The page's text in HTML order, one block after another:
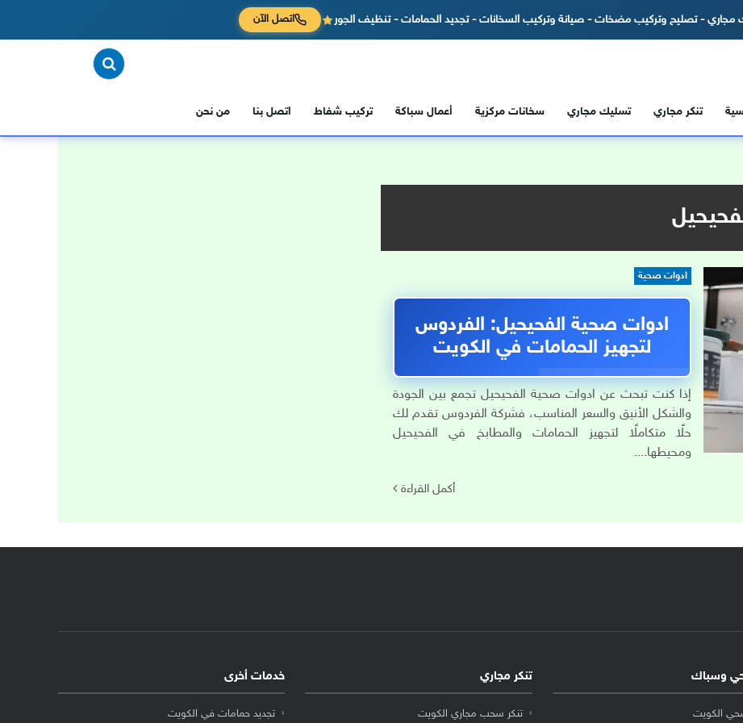
مجاري - تصليح وتركيب مضخات - صيانة وتركيب السخانات - تجديد الحمامات - تنظيف الجور اتصل الآن
تنكر مجاري تسليك مجاري سخانات مركزية أعمال سباكة تركيب شفاط اتصل بنا من نحن
ادوات صحية
ادوات صحية الفحيحيل: الفردوس
لتجهيز الحمامات في الكويت
إذا كنت تبحث عن ادوات صحية الفحيحيل تجمع بين الجودة
والشكل الأنيق والسعر المناسب، فشركة الفردوس تقدم لك
حلًا متكاملًا لتجهيز الحمامات والمطابخ في الفحيحيل
ومحيطها....
أكمل القراءة
وسباك
الكويت
تنكر مجاري
تنكر سحب مجاري الكويت
خدمات أخرى
تجديد حمامات في الكويت